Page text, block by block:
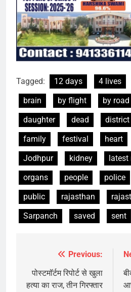
Tagged: 12 days 4 lives
brain
by flight by road
daughter
dead district
family
festival heart
Jodhpur
kidney
organs
people police
public
rajasthan
Sarpanch
saved sent
navigation
Previous:
पोस्टमॉर्टम रिपोर्ट से खुला
हत्या का राज, तीन गिरफ्तार